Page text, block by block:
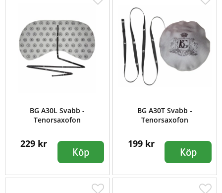
BG A30L Svabb -
Tenorsaxofon
229 kr
Köp
BG A30T Svabb -
Tenorsaxofon
199 kr
Köp